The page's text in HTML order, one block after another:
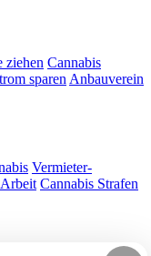
ziehen Cannabis
sparen Anbauverein
Vermieter-
Cannabis Strafen